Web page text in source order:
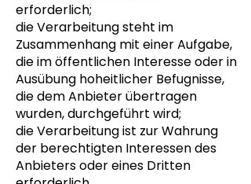
erforderlich;
die Verarbeitung steht im
Zusammenhang mit einer Aufgabe,
die im öffentlichen Interesse oder in
Ausübung hoheitlicher Befugnisse,
die dem Anbieter übertragen
wurden, durchgeführt wird;
die Verarbeitung ist zur Wahrung
der berechtigten Interessen des
Anbieters oder eines Dritten